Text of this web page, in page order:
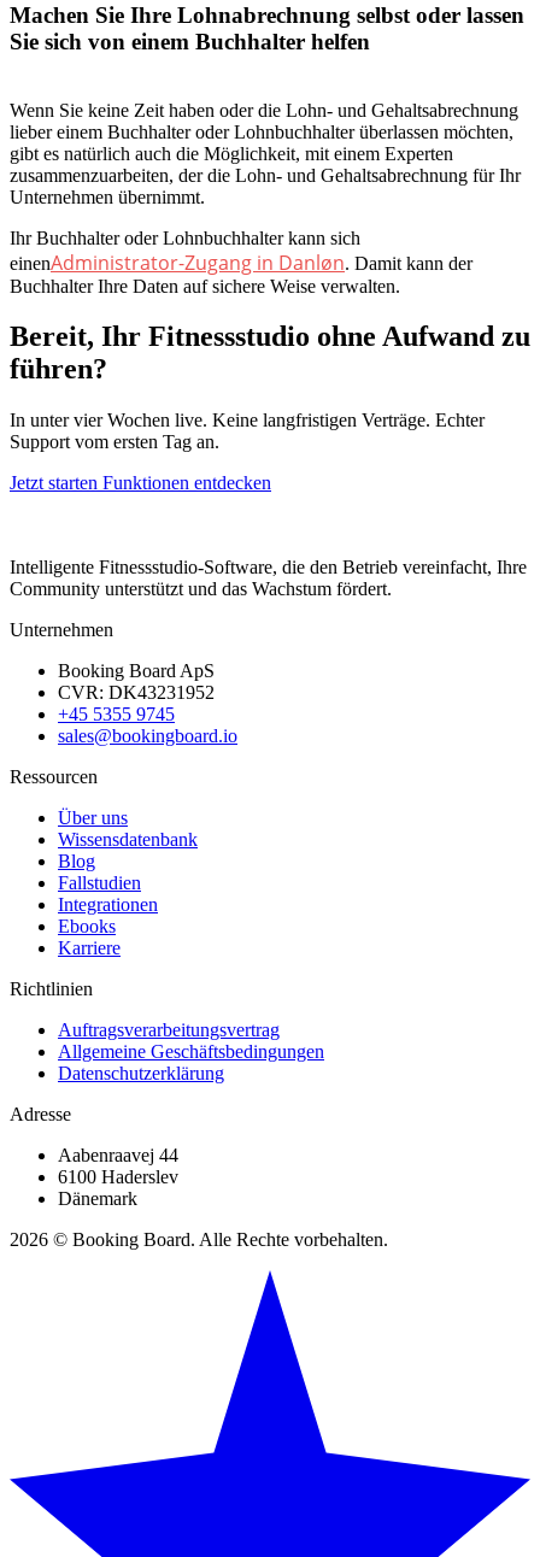
Machen Sie Ihre Lohnabrechnung selbst oder lassen
Sie sich von einem Buchhalter helfen
Wenn Sie keine Zeit haben oder die Lohn- und Gehaltsabrechnung
lieber einem Buchhalter oder Lohnbuchhalter überlassen möchten,
gibt es natürlich auch die Möglichkeit, mit einem Experten
zusammenzuarbeiten, der die Lohn- und Gehaltsabrechnung für Ihr
Unternehmen übernimmt.
Ihr Buchhalter oder Lohnbuchhalter kann sich
einenAdministrator-Zugang in Danløn. Damit kann der
Buchhalter Ihre Daten auf sichere Weise verwalten.
Bereit, Ihr Fitnessstudio ohne Aufwand zu
führen?
In unter vier Wochen live. Keine langfristigen Verträge. Echter
Support vom ersten Tag an.
Jetzt starten Funktionen entdecken
Intelligente Fitnessstudio-Software, die den Betrieb vereinfacht, Ihre
Community unterstützt und das Wachstum fördert.
Unternehmen
Booking Board ApS
CVR: DK43231952
+45 5355 9745
sales@bookingboard.io
Ressourcen
Über uns
Wissensdatenbank
Blog
Fallstudien
Integrationen
Ebooks
Karriere
Richtlinien
Auftragsverarbeitungsvertrag
Allgemeine Geschäftsbedingungen
Datenschutzerklärung
Adresse
Aabenraavej 44
6100 Haderslev
Dänemark
2026 © Booking Board. Alle Rechte vorbehalten.